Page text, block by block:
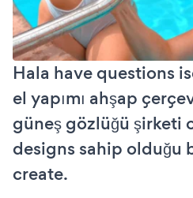
Hala have questions
el yapımı ahşap
güneş gözlüğü şirketi
designs sahip olduğu
create.